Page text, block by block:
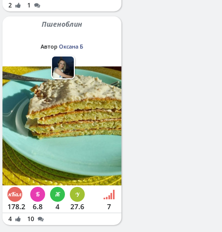
2 1
Пшеноблин
Автор Оксана Б
178.2 6.8 4 27.6 7
4 10